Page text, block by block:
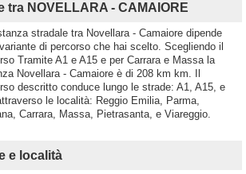
tra NOVELLARA - CAMAIORE
stradale tra Novellara - Camaiore dipende
di percorso che hai scelto. Scegliendo il
Tramite A1 e A15 e per Carrara e Massa la
Novellara - Camaiore è di 208 km km. Il
descritto conduce lungo le strade: A1, A15, e
le località: Reggio Emilia, Parma,
Carrara, Massa, Pietrasanta, e Viareggio.
e località